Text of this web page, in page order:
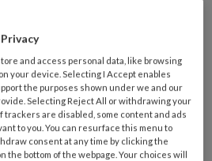
directeur Kim
op het rapport en
Vroom vroeg Kim
naar zijn visie op het
en op de
Van Ark.
and access personal data, like browsing
your device. Selecting I Accept enables
the purposes shown under we and our
Selecting Reject All or withdrawing your
trackers are disabled, some content and ads
to you. You can resurface this menu to
consent at any time by clicking the
the bottom of the webpage. Your choices will